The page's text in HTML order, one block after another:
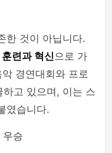
한 것이 아닙니다.
련과 혁신으로 가
경연대회와 프로
고 있으며, 이는 스
였습니다.
승